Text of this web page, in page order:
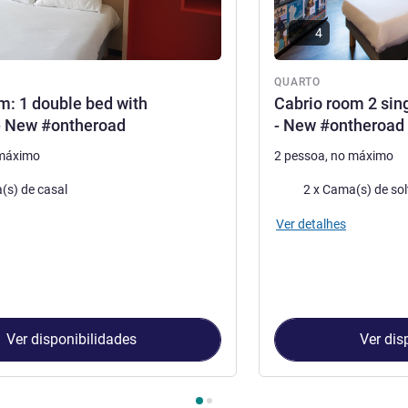
1 double bed with
New #ontheroad
de casal
Ver disponibilidades
QUARTO
Cabrio room 2
- New #ontheroad
4
2 pessoa, no máximo
Roupa de cama
2 x Cama(s) de
Ver detalhes
Ver